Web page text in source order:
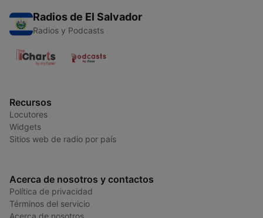
Radios de El Salvador
Radios y Podcasts
Recursos
Locutores
Widgets
Sitios web de radio por país
Acerca de nosotros y contactos
Política de privacidad
Términos del servicio